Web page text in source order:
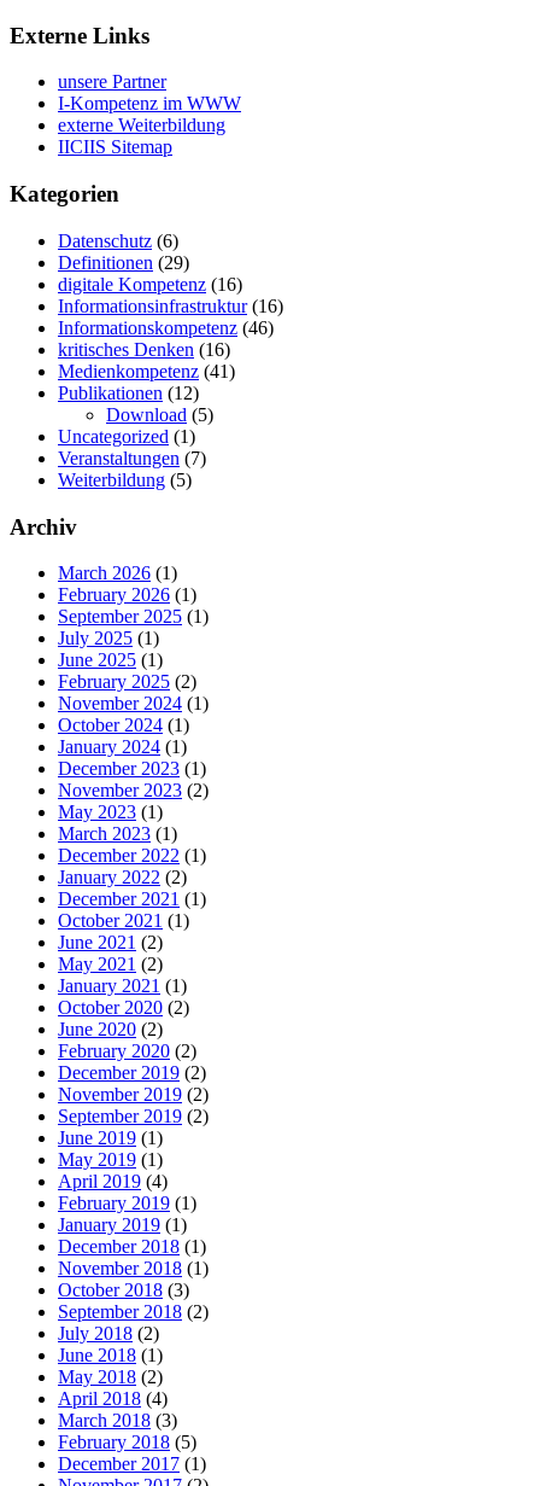
Externe Links
unsere Partner
I-Kompetenz im WWW
externe Weiterbildung
IICIIS Sitemap
Kategorien
Datenschutz (6)
Definitionen (29)
digitale Kompetenz (16)
Informationsinfrastruktur(16)
Informationskompetenz (46)
kritisches Denken (16)
Medienkompetenz (41)
Publikationen (12)
Download (5)
Uncategorized (1)
Veranstaltungen (7)
Weiterbildung (5)
Archiv
March 2026 (1)
February 2026 (1)
September 2025 (1)
July 2025 (1)
June 2025 (1)
February 2025 (2)
November 2024 (1)
October 2024 (1)
January 2024 (1)
December 2023 (1)
November 2023 (2)
May 2023 (1)
March 2023 (1)
December 2022 (1)
January 2022 (2)
December 2021 (1)
October 2021 (1)
June 2021 (2)
May 2021 (2)
January 2021 (1)
October 2020 (2)
June 2020 (2)
February 2020 (2)
December 2019 (2)
November 2019 (2)
September 2019 (2)
June 2019 (1)
May 2019 (1)
April 2019 (4)
February 2019 (1)
January 2019 (1)
December 2018 (1)
November 2018 (1)
October 2018 (3)
September 2018 (2)
July 2018 (2)
June 2018 (1)
May 2018 (2)
April 2018 (4)
March 2018 (3)
February 2018 (5)
December 2017 (1)